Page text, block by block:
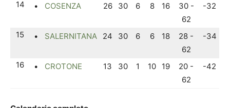
14 • COSENZA 26 30 6 8 16
30 -
62
-32
15 • SALERNITANA 24 30 6 6 18
28 -
62
-34
16 • CROTONE 13 30 1 10 19
20 -
62
-42